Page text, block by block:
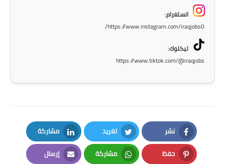
المرحلة الابتدائية
المرحلة الاعدادية
مواضيع انشاء
انستغرام:
https://www.instagram.com/iraqjobs0/
تيكتوك:
https://www.tiktok.com/@iraqjobs
نشر
Facebook
تغريد
Twitter
مشاركة
LinkedIn
حفظ مشاركة إرسال